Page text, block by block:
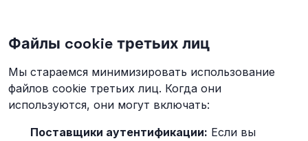
Файлы cookie третьих лиц
Мы стараемся минимизировать использование
файлов cookie третьих лиц. Когда они
используются, они могут включать:
Поставщики аутентификации: Если вы